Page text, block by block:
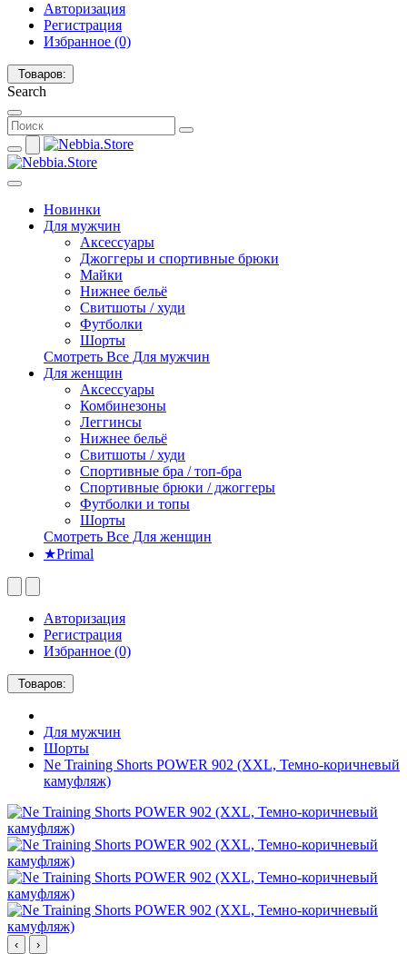
Авторизация
Регистрация
Избранное (0)
Товаров:
Search
Новинки
Для мужчин
Аксессуары
Джоггеры и спортивные брюки
Майки
Нижнее бельё
Свитшоты / худи
Футболки
Шорты
Смотреть Все Для мужчин
Для женщин
Аксессуары
Комбинезоны
Леггинсы
Нижнее бельё
Свитшоты / худи
Спортивные бра / топ-бра
Спортивные брюки / джоггеры
Футболки и топы
Шорты
Смотреть Все Для женщин
★Primal
Авторизация
Регистрация
Избранное (0)
Товаров:
Для мужчин
Шорты
Ne Training Shorts POWER 902 (XXL, Темно-коричневый
камуфляж)
‹ ›